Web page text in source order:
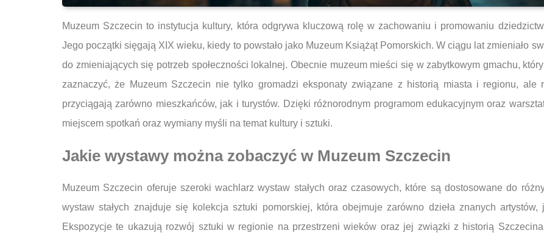
Muzeum Szczecin to instytucja kultury, która odgrywa kluczową rolę w zachowaniu i promowaniu
Jego początki sięgają XIX wieku, kiedy to powstało jako Muzeum Książąt Pomorskich. W ciągu lat zmieniało
do zmieniających się potrzeb społeczności lokalnej. Obecnie muzeum mieści się w zabytkowym gmachu,
zaznaczyć, że Muzeum Szczecin nie tylko gromadzi eksponaty związane z historią miasta i regionu, ale
przyciągają zarówno mieszkańców, jak i turystów. Dzięki różnorodnym programom edukacyjnym oraz
miejscem spotkań oraz wymiany myśli na temat kultury i sztuki.
Jakie wystawy można zobaczyć w Muzeum Szczecin
Muzeum Szczecin oferuje szeroki wachlarz wystaw stałych oraz czasowych, które są dostosowane do
wystaw stałych znajduje się kolekcja sztuki pomorskiej, która obejmuje zarówno dzieła znanych
Ekspozycje te ukazują rozwój sztuki w regionie na przestrzeni wieków oraz jej związki z historią